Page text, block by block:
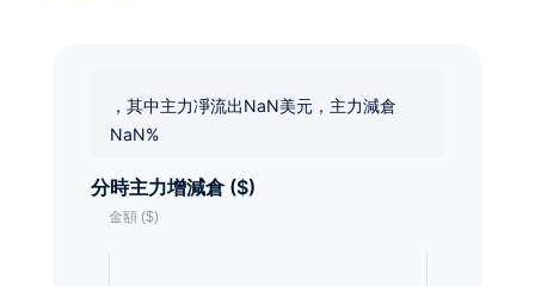
，其中主力凈流出NaN美元，主力減倉
NaN%
分時主力增減倉 ($)